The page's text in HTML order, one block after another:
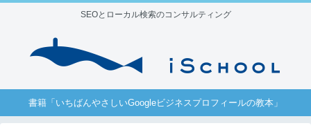
SEOとローカル検索のコンサルティング
書籍「いちばんやさしいGoogleビジネスプロフィールの教本」